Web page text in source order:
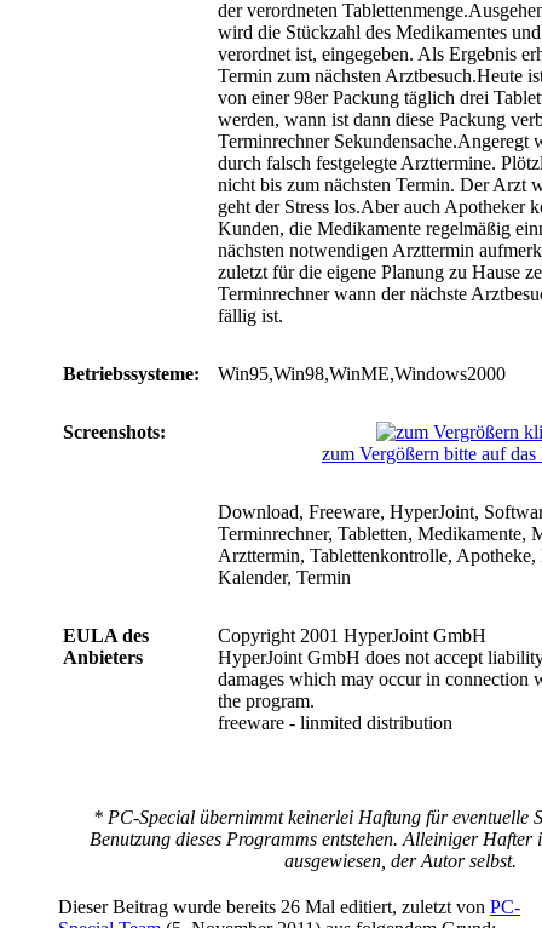
der verordneten
wird die Stückzahl des Medikamentes
verordnet ist, eingegeben. Als Ergebnis
Termin zum nächsten Arztbesuch.Heute
von einer 98er Packung täglich drei
werden, wann ist dann diese Packung
Terminrechner Sekundensache.Angeregt
durch falsch festgelegte Arzttermine.
nicht bis zum nächsten Termin. Der Arzt
geht der Stress los.Aber auch Apotheker
Kunden, die Medikamente regelmäßig
nächsten notwendigen Arzttermin
zuletzt für die eigene Planung zu Hause
Terminrechner wann der nächste
fällig ist.
Betriebssysteme: Win95,Win98,WinME,Windows2000
Screenshots:
zum Vergößern bitte auf
Download, Freeware, HyperJoint,
Terminrechner, Tabletten, Medikamente,
Arzttermin, Tablettenkontrolle,
Kalender, Termin
EULA des
Anbieters
Copyright 2001 HyperJoint GmbH
HyperJoint GmbH does not accept
damages which may occur in connection
the program.
freeware - linmited distribution
* PC-Special übernimmt keinerlei Haftung für eventuelle
Benutzung dieses Programms entstehen. Alleiniger Hafter
ausgewiesen, der Autor selbst.
Dieser Beitrag wurde bereits 26 Mal editiert, zuletzt von PC-